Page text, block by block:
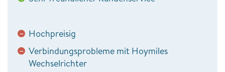
− Hochpreisig
− Verbindungsprobleme mit Hoymiles
Wechselrichter